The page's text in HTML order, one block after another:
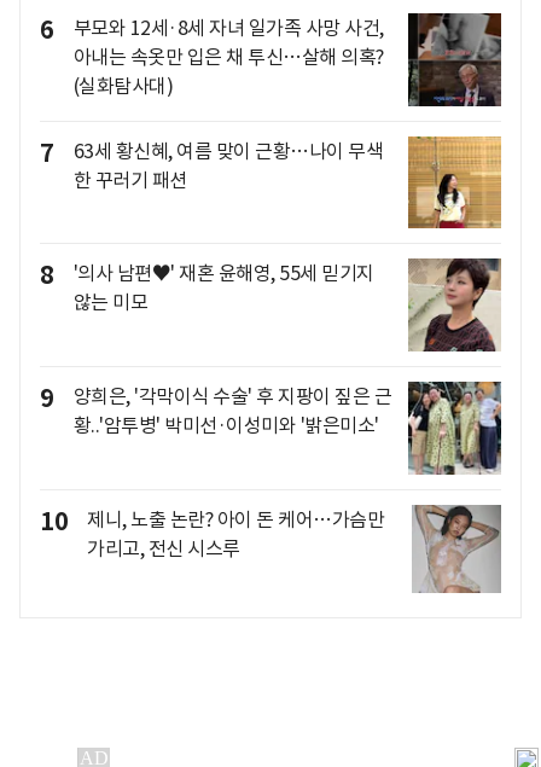
6
부모와 12세·8세 자녀 일가족 사망 사건,
아내는 속옷만 입은 채 투신…살해 의혹?
(실화탐사대)
7
63세 황신혜, 여름 맞이 근황…나이 무색
한 꾸러기 패션
8
'의사 남편♥' 재혼 윤해영, 55세 믿기지
않는 미모
9
양희은, '각막이식 수술' 후 지팡이 짚은 근
황..'암투병' 박미선·이성미와 '밝은미소'
10
제니, 노출 논란? 아이 돈 케어…가슴만
가리고, 전신 시스루